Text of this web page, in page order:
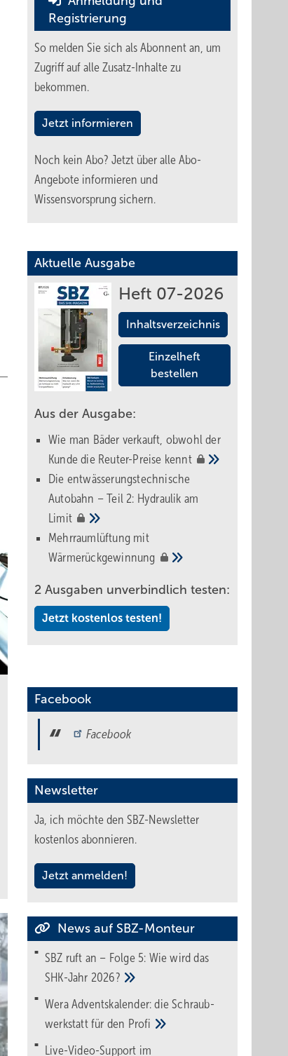
Registrierung
So melden Sie sich als Abonnent an, um
Zugriff auf alle Zusatz-Inhalte zu
bekommen.
Jetzt informieren
Noch kein Abo? Jetzt über alle Abo-
Angebote informieren und
Wissensvorsprung sichern.
Aktuelle Ausgabe
Heft 07-2026
Inhaltsverzeichnis
Einzelheft
bestellen
Aus der Ausgabe:
Wie man Bäder verkauft, obwohl der
Kunde die Reuter-Preise kennt
Die entwässerungstechnische
Autobahn – Teil 2: Hydraulik am
Limit
Mehrraumlüftung mit
Wärmerückgewinnung
2 Ausgaben unverbindlich testen:
Jetzt kostenlos testen!
Facebook
Facebook
Newsletter
Ja, ich möchte den SBZ-Newsletter
kostenlos abonnieren.
Jetzt anmelden!
News auf SBZ-Monteur
SBZ ruft an – Folge 5: Wie wird das
SHK-Jahr 2026?
Wera Adventskalender: die Schraub­
werk­statt für den Pro­fi
Live-Video-Support im